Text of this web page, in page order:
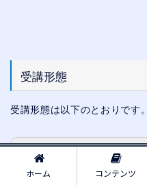
受講形態
受講形態は以下のとおりです。
① 通学：教室講座
② 通信：Web通信講座
ホーム コンテンツ